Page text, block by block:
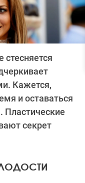
Кажется,
и оставаться
Пластические
секрет